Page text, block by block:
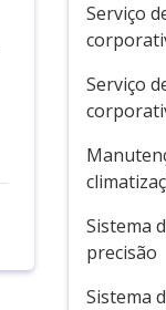
Serviço
Serviço
Sistema
precisão
Sistema